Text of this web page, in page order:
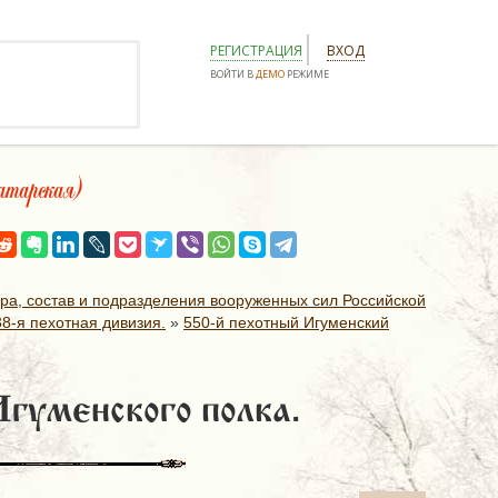
РЕГИСТРАЦИЯ ВХОД
ВОЙТИ ВДЕМО РЕЖИМЕ
состав и подразделения вооруженных сил Российской
я пехотная дивизия. » 550-й пехотный Игуменский
полка.